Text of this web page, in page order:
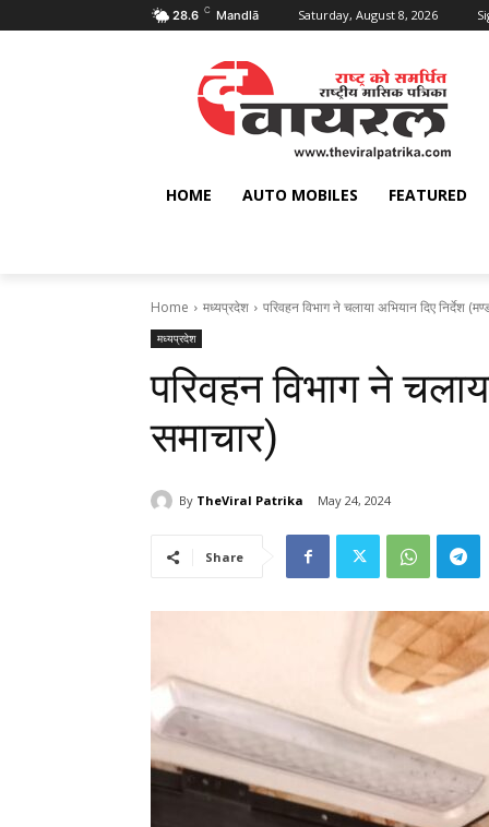
28.6 C Mandlā Saturday, August 8, 2026
HOME AUTO MOBILES FEATURED
Home मध्यप्रदेश परिवहन विभाग ने चलाया अभियान दिए निर्देश
मध्यप्रदेश
परिवहन विभाग ने
समाचार)
By TheViral Patrika May 24, 2024
Share